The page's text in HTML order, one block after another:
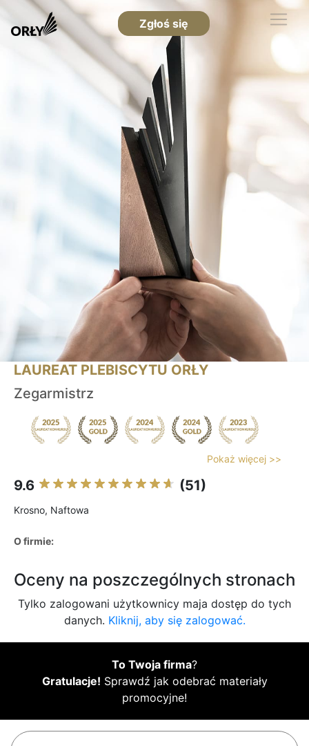
Zgłoś się
LAUREAT PLEBISCYTU ORŁY
Zegarmistrz
Pokaż więcej >>
9.6 (51)
Krosno, Naftowa
O firmie:
Oceny na poszczególnych stronach
Tylko zalogowani użytkownicy maja dostęp do tych
danych. Kliknij, aby się zalogować.
To Twoja firma?
Gratulacje! Sprawdź jak odebrać materiały
promocyjne!